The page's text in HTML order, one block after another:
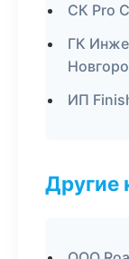
СК Pro
ГК
ИП
Другие